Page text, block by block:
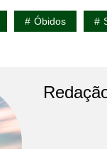
Óbidos